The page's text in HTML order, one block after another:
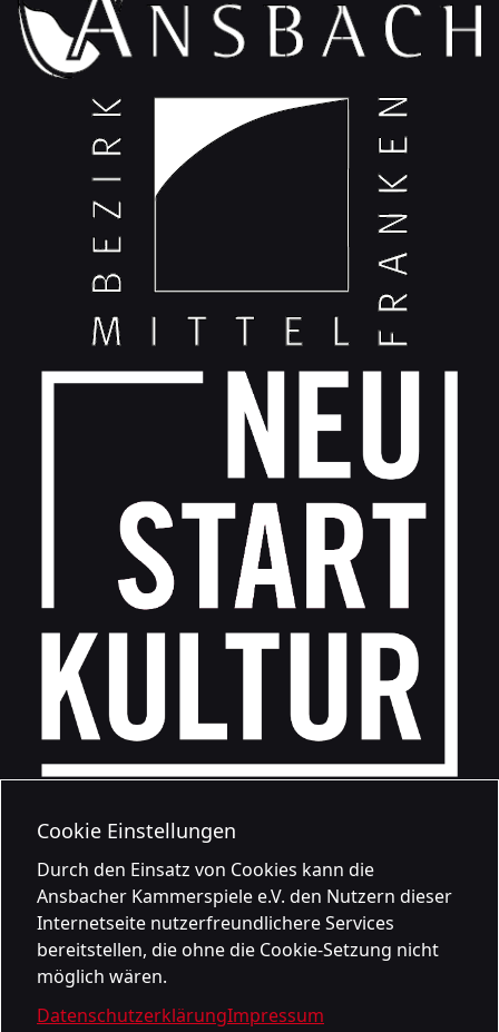
Cookie Einstellungen
Durch den Einsatz von Cookies kann die
Ansbacher Kammerspiele e.V. den Nutzern dieser
Internetseite nutzerfreundlichere Services
bereitstellen, die ohne die Cookie-Setzung nicht
möglich wären.
DatenschutzerklärungImpressum